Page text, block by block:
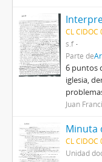
CL CIDOC
s.f
Parte de
6 puntos
iglesia,
Juan
CL CIDOC
Unidad